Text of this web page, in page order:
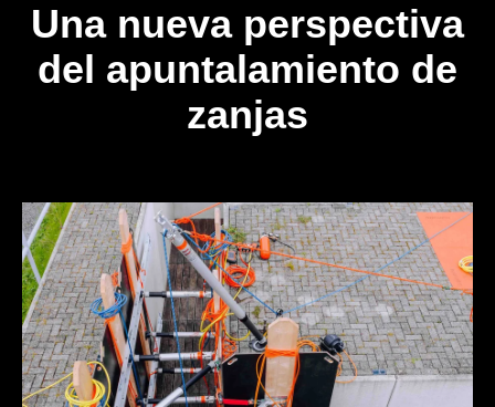
Una nueva perspectiva
del apuntalamiento de
zanjas